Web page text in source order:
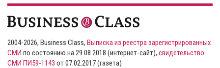
2004-2026, Business Class, Выписка из реестра зарегистрированных
СМИ по состоянию на 29.08.2018 (интернет-сайт), свидетельство
СМИ ПИ59-1143 от 07.02.2017 (газета)